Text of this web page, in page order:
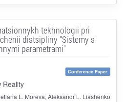
tekhnologii pri
distsipliny "Sistemy s
parametrami"
Conference Paper
Reality
L. Moreva, Aleksandr L. Liashenko